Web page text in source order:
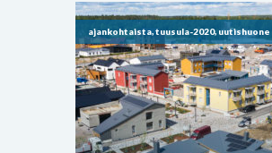
ajankohtaista, tuusula-2020, uutishuone